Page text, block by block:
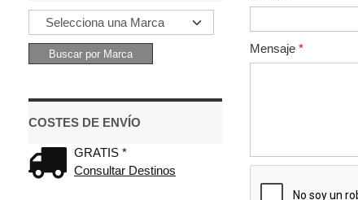
COSTES DE ENVÍO
GRATIS *
Consultar Destinos
Mensaje *